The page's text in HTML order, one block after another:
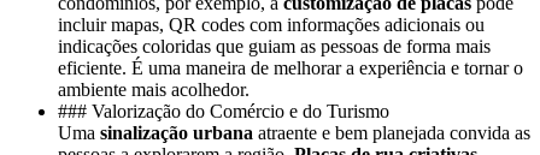
incluir mapas, QR codes com informações adicionais ou
indicações coloridas que guiam as pessoas de forma mais
eficiente. É uma maneira de melhorar a experiência e tornar o
ambiente mais acolhedor.
### Valorização do Comércio e do Turismo
Uma sinalização urbana atraente e bem planejada convida as